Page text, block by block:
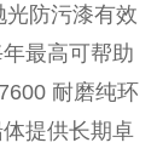
防污漆有效
最高可帮助
耐磨纯环
提供长期卓